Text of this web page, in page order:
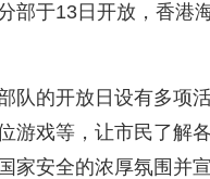
部于13日开放，香港
队的开放日设有多项
游戏等，让市民了解
家安全的浓厚氛围并